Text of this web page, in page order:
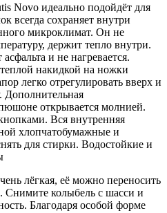
Novo идеально подойдёт для
всегда сохраняет внутри
микроклимат. Он не
держит тепло внутри.
и не нагревается.
накидкой на ножки
легко отрегулировать вверх и
Дополнительная
открывается молнией.
Вся внутренняя
хлопчатобумажные и
для стирки. Водостойкие и
лёгкая, её можно переносить
Снимите колыбель с шасси и
Благодаря особой форме